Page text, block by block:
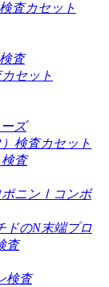
査カセット
査
セット
ズ
検査カセット
査
ポニンⅠコンボ
ドのN末端プロ
査
検査